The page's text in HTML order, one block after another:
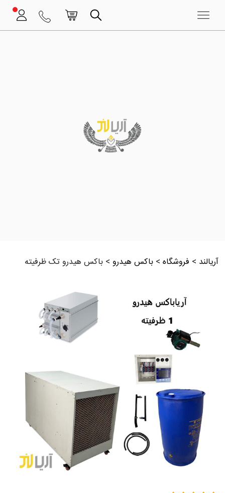
آریالند > فروشگاه >باکس هیدرو >باکس هیدرو تک ظرفیته